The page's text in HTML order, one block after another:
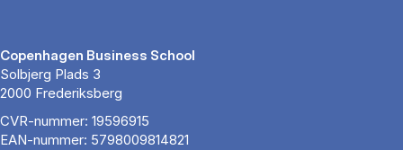
Copenhagen Business School
Solbjerg Plads 3
2000 Frederiksberg
CVR-nummer: 19596915
EAN-nummer: 5798009814821